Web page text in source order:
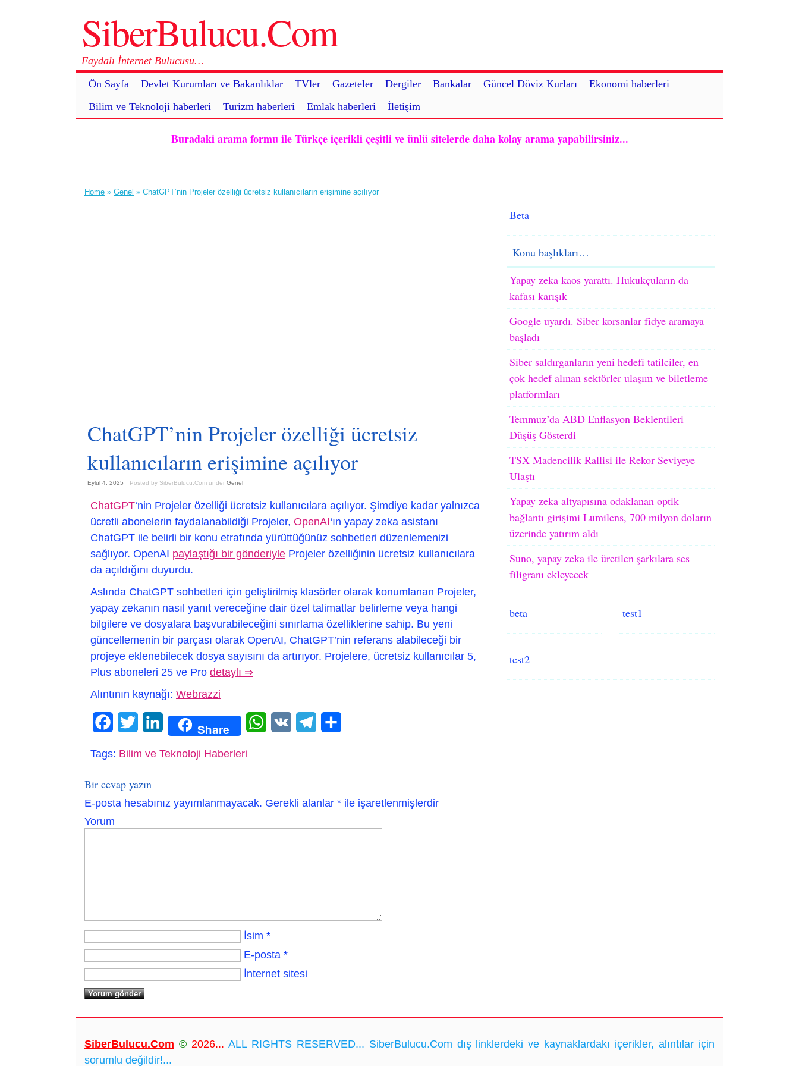
SiberBulucu.Com
Faydalı İnternet Bulucusu…
Ön Sayfa
Devlet Kurumları ve Bakanlıklar TVler Gazeteler Dergiler Bankalar Güncel Döviz Kurları
Ekonomi haberleri
Bilim ve Teknoloji haberleri
Turizm haberleri Emlak haberleri İletişim
Buradaki arama formu ile Türkçe içerikli çeşitli ve ünlü sitelerde daha kolay arama yapabilirsiniz...
Home » Genel » ChatGPT’nin Projeler özelliği ücretsiz kullanıcıların erişimine açılıyor
ChatGPT’nin Projeler özelliği ücretsiz
kullanıcıların erişimine açılıyor
Eylül 4, 2025 Posted by SiberBulucu.Com under Genel
ChatGPT‘nin Projeler özelliği ücretsiz kullanıcılara açılıyor. Şimdiye kadar yalnızca
ücretli abonelerin faydalanabildiği Projeler, OpenAI‘ın yapay zeka asistanı
ChatGPT ile belirli bir konu etrafında yürüttüğünüz sohbetleri düzenlemenizi
sağlıyor. OpenAI paylaştığı bir gönderiyle Projeler özelliğinin ücretsiz kullanıcılara
da açıldığını duyurdu.
Aslında ChatGPT sohbetleri için geliştirilmiş klasörler olarak konumlanan Projeler,
yapay zekanın nasıl yanıt vereceğine dair özel talimatlar belirleme veya hangi
bilgilere ve dosyalara başvurabileceğini sınırlama özelliklerine sahip. Bu yeni
güncellemenin bir parçası olarak OpenAI, ChatGPT’nin referans alabileceği bir
projeye eklenebilecek dosya sayısını da artırıyor. Projelere, ücretsiz kullanıcılar 5,
Plus aboneleri 25 ve Pro detaylı ⇒
Alıntının kaynağı: Webrazzi
Facebook
Twitter LinkedIn Share WhatsApp
VK Telegram
Tags: Bilim ve Teknoloji Haberleri
Bir cevap yazın
E-posta hesabınız yayımlanmayacak. Gerekli alanlar * ile işaretlenmişlerdir
Yorum
İsim *
E-posta *
İnternet sitesi
Beta
Konu başlıkları…
Yapay zeka kaos yarattı. Hukukçuların da
kafası karışık
Google uyardı. Siber korsanlar fidye aramaya
başladı
Siber saldırganların yeni hedefi tatilciler, en
çok hedef alınan sektörler ulaşım ve biletleme
platformları
Temmuz’da ABD Enflasyon Beklentileri
Düşüş Gösterdi
TSX Madencilik Rallisi ile Rekor Seviyeye
Ulaştı
Yapay zeka altyapısına odaklanan optik
bağlantı girişimi Lumilens, 700 milyon doların
üzerinde yatırım aldı
Suno, yapay zeka ile üretilen şarkılara ses
filigranı ekleyecek
beta test1
test2
SiberBulucu.Com © 2026... ALL RIGHTS RESERVED... SiberBulucu.Com dış linklerdeki ve kaynaklardakı içerikler, alıntılar için
sorumlu değildir!...